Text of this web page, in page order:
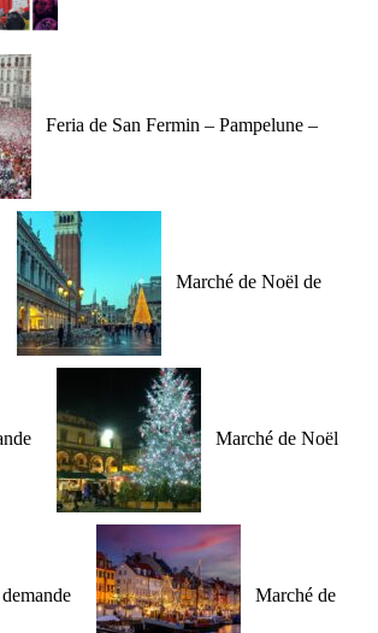
Feria de San Fermin – Pampelune –
Marché de Noël de
Marché de Noël
Marché de